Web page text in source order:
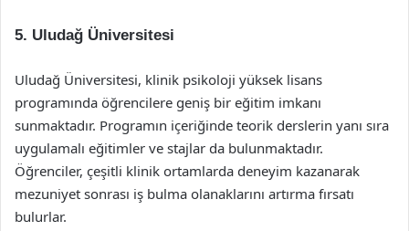
5. Uludağ Üniversitesi
Uludağ Üniversitesi, klinik psikoloji yüksek lisans
programında öğrencilere geniş bir eğitim imkanı
sunmaktadır. Programın içeriğinde teorik derslerin yanı sıra
uygulamalı eğitimler ve stajlar da bulunmaktadır.
Öğrenciler, çeşitli klinik ortamlarda deneyim kazanarak
mezuniyet sonrası iş bulma olanaklarını artırma fırsatı
bulurlar.